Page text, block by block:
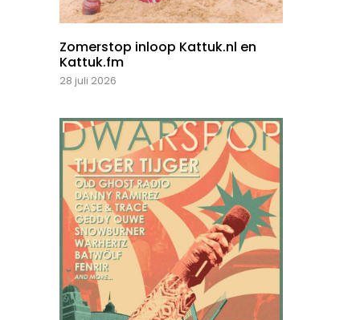
Zomerstop inloop Kattuk.nl en
Kattuk.fm
28 juli 2026